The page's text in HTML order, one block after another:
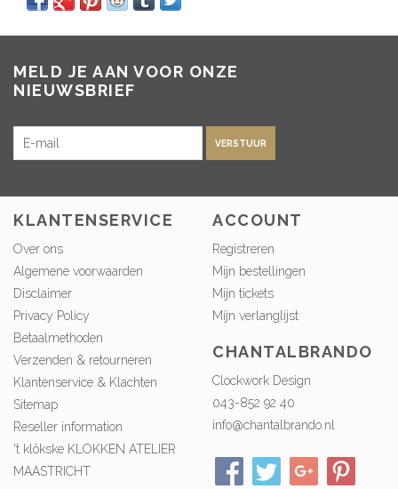
MELD JE AAN VOOR ONZE
NIEUWSBRIEF
VERSTUUR
KLANTENSERVICE
Over ons
Algemene voorwaarden
Disclaimer
Privacy Policy
Betaalmethoden
Verzenden & retourneren
Klantenservice & Klachten
Sitemap
Reseller information
't klökske KLOKKEN ATELIER
MAASTRICHT
ACCOUNT
Registreren
Mijn bestellingen
Mijn tickets
Mijn verlanglijst
CHANTALBRANDO
Clockwork Design
043-852 92 40
info@chantalbrando.nl